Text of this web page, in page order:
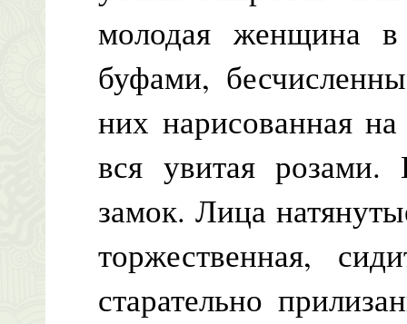
молодая женщина
буфами,
них нарисованная
вся увитая
замок. Лица
торжественная,
старательно